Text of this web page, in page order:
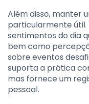
Além disso, manter
particularmente útil.
sentimentos do dia
bem como
sobre eventos
suporta a prática
mas fornece um
pessoal.